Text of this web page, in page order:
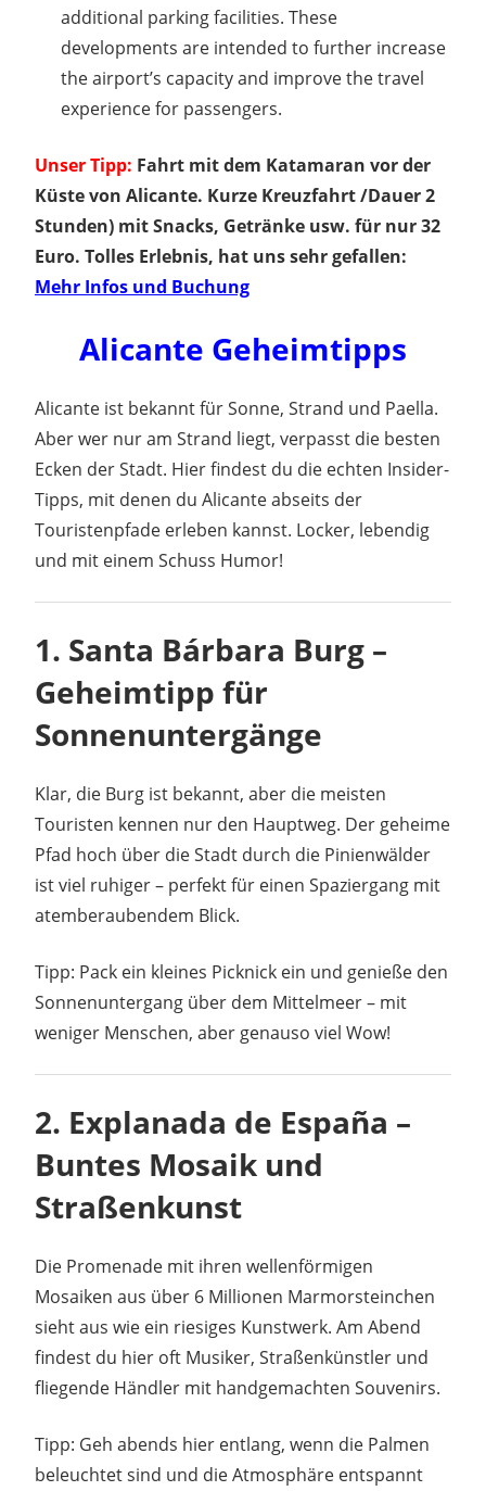
additional parking facilities. These
developments are intended to further increase
the airport’s capacity and improve the travel
experience for passengers.
Unser Tipp: Fahrt mit dem Katamaran vor der
Küste von Alicante. Kurze Kreuzfahrt /Dauer 2
Stunden) mit Snacks, Getränke usw. für nur 32
Euro. Tolles Erlebnis, hat uns sehr gefallen:
Mehr Infos und Buchung
Alicante Geheimtipps
Alicante ist bekannt für Sonne, Strand und Paella.
Aber wer nur am Strand liegt, verpasst die besten
Ecken der Stadt. Hier findest du die echten Insider-
Tipps, mit denen du Alicante abseits der
Touristenpfade erleben kannst. Locker, lebendig
und mit einem Schuss Humor!
1. Santa Bárbara Burg –
Geheimtipp für
Sonnenuntergänge
Klar, die Burg ist bekannt, aber die meisten
Touristen kennen nur den Hauptweg. Der geheime
Pfad hoch über die Stadt durch die Pinienwälder
ist viel ruhiger – perfekt für einen Spaziergang mit
atemberaubendem Blick.
Tipp: Pack ein kleines Picknick ein und genieße den
Sonnenuntergang über dem Mittelmeer – mit
weniger Menschen, aber genauso viel Wow!
2. Explanada de España –
Buntes Mosaik und
Straßenkunst
Die Promenade mit ihren wellenförmigen
Mosaiken aus über 6 Millionen Marmorsteinchen
sieht aus wie ein riesiges Kunstwerk. Am Abend
findest du hier oft Musiker, Straßenkünstler und
fliegende Händler mit handgemachten Souvenirs.
Tipp: Geh abends hier entlang, wenn die Palmen
beleuchtet sind und die Atmosphäre entspannt